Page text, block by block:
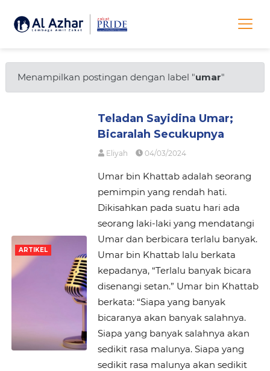
Menampilkan postingan dengan label "umar"
ARTIKEL
Teladan Sayidina Umar;
Bicaralah Secukupnya
Eliyah 04/03/2024
Umar bin Khattab adalah seorang
pemimpin yang rendah hati.
Dikisahkan pada suatu hari ada
seorang laki-laki yang mendatangi
Umar dan berbicara terlalu banyak.
Umar bin Khattab lalu berkata
kepadanya, “Terlalu banyak bicara
disenangi setan.” Umar bin Khattab
berkata: “Siapa yang banyak
bicaranya akan banyak salahnya.
Siapa yang banyak salahnya akan
sedikit rasa malunya. Siapa yang
sedikit rasa malunya akan sedikit